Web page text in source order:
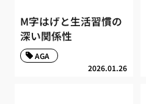
M字はげと生活習慣の
深い関係性
2026.01.26
AGA